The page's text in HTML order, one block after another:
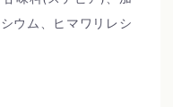
ウム、ヒマワリレシ